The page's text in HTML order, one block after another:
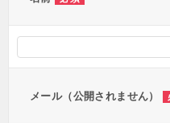
メール（公開されません）